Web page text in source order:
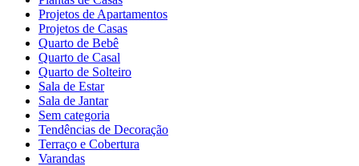
Projetos de Apartamentos
Projetos de Casas
Quarto de Bebê
Quarto de Casal
Quarto de Solteiro
Sala de Estar
Sala de Jantar
Sem categoria
Tendências de Decoração
Terraço e Cobertura
Varandas